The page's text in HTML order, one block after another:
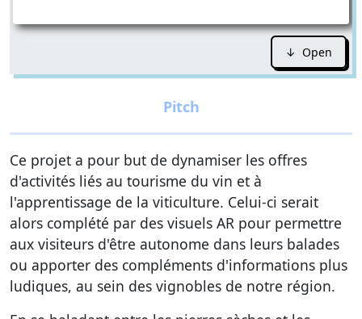
↓ Open
Ce projet a pour but de dynamiser les offres
d'activités liés au tourisme du vin et à
l'apprentissage de la viticulture. Celui-ci serait
alors complété par des visuels AR pour permettre
aux visiteurs d'être autonome dans leurs balades
ou apporter des compléments d'informations plus
ludiques, au sein des vignobles de notre région.